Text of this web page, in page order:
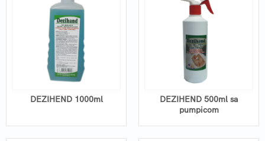
DEZIHEND 1000ml
DEZIHEND 500ml sa
pumpicom